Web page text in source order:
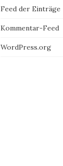
Feed der Einträge
Kommentar-Feed
WordPress.org